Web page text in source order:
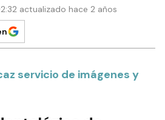
actualizado hace 2 años
servicio de imágenes y